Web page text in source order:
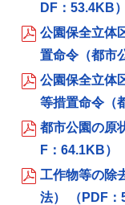
DF：53.4KB）
公園保全立体
置命令（都市
公園保全立体
等措置命令（
都市公園の原
F：64.1KB）
工作物等の除
法） （PDF：